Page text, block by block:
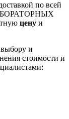
по всей
цену и
и
стоимости и